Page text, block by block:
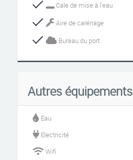
Cale de mise à l'eau
Aire de carénage
Bureau du port
Autres équipements
Eau
Electricité
Wifi